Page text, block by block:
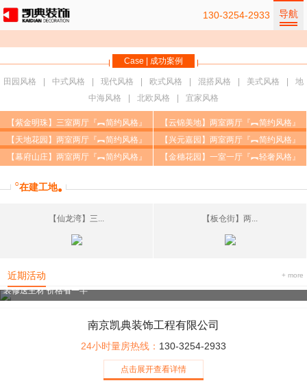
导航
130-3254-2933
Case | 成功案例
田园风格 中式风格 现代风格 欧式风格 混搭风格 美式风格
地
中海风格
北欧风格 宜家风格
【紫金明珠】三室两厅『︻简约风格』
【云锦美地】两室两厅『︻简约风格』
【天地花园】两室两厅『︻简约风格』
【兴元嘉园】两室两厅『︻简约风格』
【幕府山庄】两室两厅『︻简约风格』
【金穗花园】一室一厅『︻轻奢风格』
○在建工地●
【仙龙湾】三... 【板仓街】两...
+ more
近期活动
装修送主材 价格省一半
南京凯典装饰工程有限公司
24小时量房热线： 130-3254-2933
点击展开查看详情